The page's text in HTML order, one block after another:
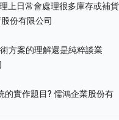
上日常會處理很多庫存或補貨
份有限公司
方案的理解還是純粹談業
的實作題目? 儒鴻企業股份有